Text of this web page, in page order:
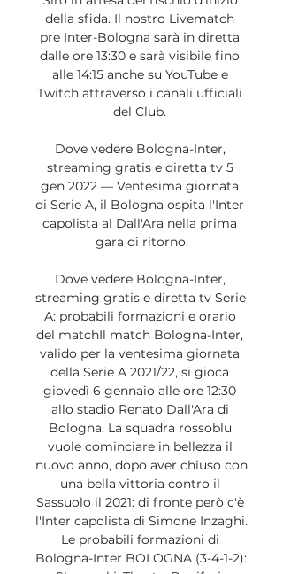
della sfida. Il nostro Livematch
pre Inter-Bologna sarà in diretta
dalle ore 13:30 e sarà visibile fino
alle 14:15 anche su YouTube e
Twitch attraverso i canali ufficiali
del Club.
Dove vedere Bologna-Inter,
streaming gratis e diretta tv 5
gen 2022 — Ventesima giornata
di Serie A, il Bologna ospita l'Inter
capolista al Dall'Ara nella prima
gara di ritorno.
Dove vedere Bologna-Inter,
streaming gratis e diretta tv Serie
A: probabili formazioni e orario
del matchIl match Bologna-Inter,
valido per la ventesima giornata
della Serie A 2021/22, si gioca
giovedì 6 gennaio alle ore 12:30
allo stadio Renato Dall'Ara di
Bologna. La squadra rossoblu
vuole cominciare in bellezza il
nuovo anno, dopo aver chiuso con
una bella vittoria contro il
Sassuolo il 2021: di fronte però c'è
l'Inter capolista di Simone Inzaghi.
Le probabili formazioni di
Bologna-Inter BOLOGNA (3-4-1-2):